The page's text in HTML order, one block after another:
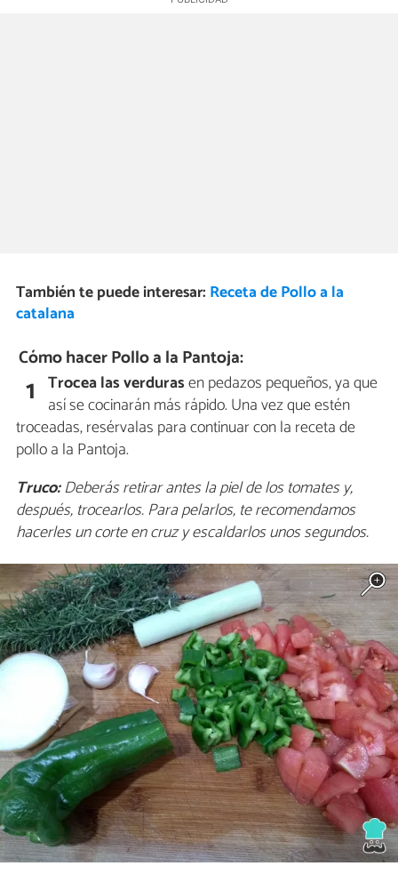
También te puede interesar: Receta de Pollo a la
catalana
Cómo hacer Pollo a la Pantoja:
1 Trocea las verdurasen pedazos pequeños, ya que
así se cocinarán más rápido. Una vez que estén
troceadas, resérvalas para continuar con la receta de
pollo a la Pantoja.
Truco:Deberás retirar antes la piel de los tomates y,
después, trocearlos. Para pelarlos, te recomendamos
hacerles un corte en cruz y escaldarlos unos segundos.